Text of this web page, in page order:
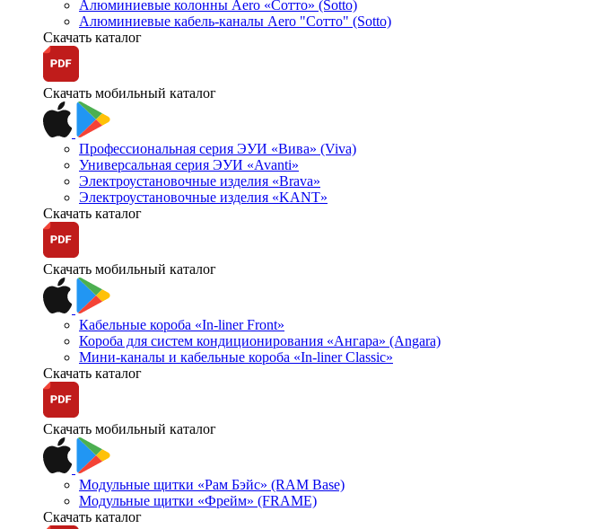
Алюминиевые колонны Aero «Сотто» (Sotto)
Алюминиевые кабель-каналы Aero "Сотто" (Sotto)
Скачать каталог
Скачать мобильный каталог
Профессиональная серия ЭУИ «Вива» (Viva)
Универсальная серия ЭУИ «Avanti»
Электроустановочные изделия «Brava»
Электроустановочные изделия «KANT»
Скачать каталог
Скачать мобильный каталог
Кабельные короба «In-liner Front»
Короба для систем кондиционирования «Ангара» (Angara)
Мини-каналы и кабельные короба «In-liner Classic»
Скачать каталог
Скачать мобильный каталог
Модульные щитки «Рам Бэйс» (RAM Base)
Модульные щитки «Фрейм» (FRAME)
Скачать каталог